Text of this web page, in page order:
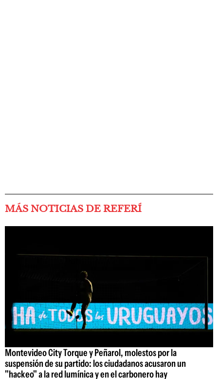
MÁS NOTICIAS DE REFERÍ
Montevideo City Torque y Peñarol, molestos por la
suspensión de su partido: los ciudadanos acusaron un
"hackeo" a la red lumínica y en el carbonero hay